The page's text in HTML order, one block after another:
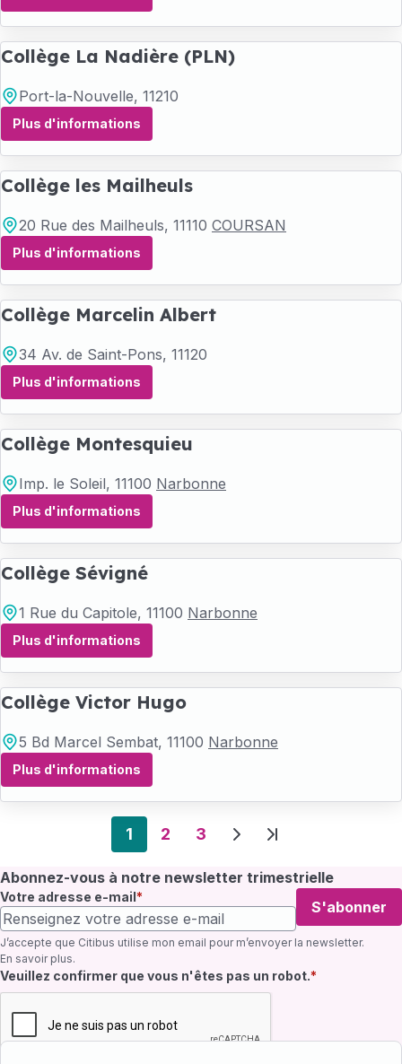
Collège La Nadière (PLN)
Port-la-Nouvelle, 11210
Plus d'informations
Collège les Mailheuls
20 Rue des Mailheuls, 11110 COURSAN
Plus d'informations
Collège Marcelin Albert
34 Av. de Saint-Pons, 11120
Plus d'informations
Collège Montesquieu
Imp. le Soleil, 11100 Narbonne
Plus d'informations
Collège Sévigné
1 Rue du Capitole, 11100 Narbonne
Plus d'informations
Collège Victor Hugo
5 Bd Marcel Sembat, 11100 Narbonne
Plus d'informations
Pagination
1 2 3
Page suivante
Dernière page
Abonnez-vous à notre newsletter trimestrielle
Votre adresse e-mail
S'abonner
J’accepte que Citibus utilise mon email pour m’envoyer la newsletter.
En savoir plus.
Champ requis
Veuillez confirmer que vous n'êtes pas un robot.